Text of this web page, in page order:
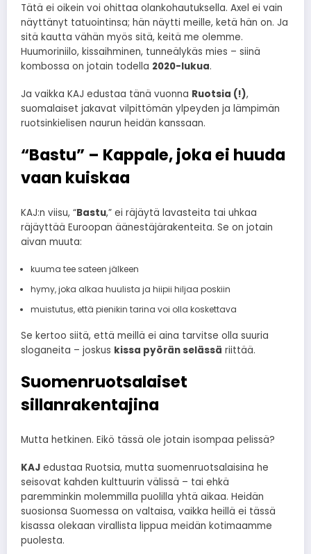
Tätä ei oikein voi ohittaa olankohautuksella. Axel ei vain
näyttänyt tatuointinsa; hän näytti meille, ketä hän on. Ja
sitä kautta vähän myös sitä, keitä me olemme.
Huumoriniilo, kissaihminen, tunneälykäs mies – siinä
kombossa on jotain todella 2020-lukua.
Ja vaikka KAJ edustaa tänä vuonna Ruotsia (!),
suomalaiset jakavat vilpittömän ylpeyden ja lämpimän
ruotsinkielisen naurun heidän kanssaan.
“Bastu” – Kappale, joka ei huuda
vaan kuiskaa
KAJ:n viisu, “Bastu,” ei räjäytä lavasteita tai uhkaa
räjäyttää Euroopan äänestäjärakenteita. Se on jotain
aivan muuta:
kuuma tee sateen jälkeen
hymy, joka alkaa huulista ja hiipii hiljaa poskiin
muistutus, että pienikin tarina voi olla koskettava
Se kertoo siitä, että meillä ei aina tarvitse olla suuria
sloganeita – joskus kissa pyörän selässä riittää.
Suomenruotsalaiset
sillanrakentajina
Mutta hetkinen. Eikö tässä ole jotain isompaa pelissä?
KAJ edustaa Ruotsia, mutta suomenruotsalaisina he
seisovat kahden kulttuurin välissä – tai ehkä
paremminkin molemmilla puolilla yhtä aikaa. Heidän
suosionsa Suomessa on valtaisa, vaikka heillä ei tässä
kisassa olekaan virallista lippua meidän kotimaamme
puolesta.